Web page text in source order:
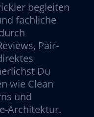
begleiten
fachliche
Pair-
Du
wie Clean
und
Architektur.